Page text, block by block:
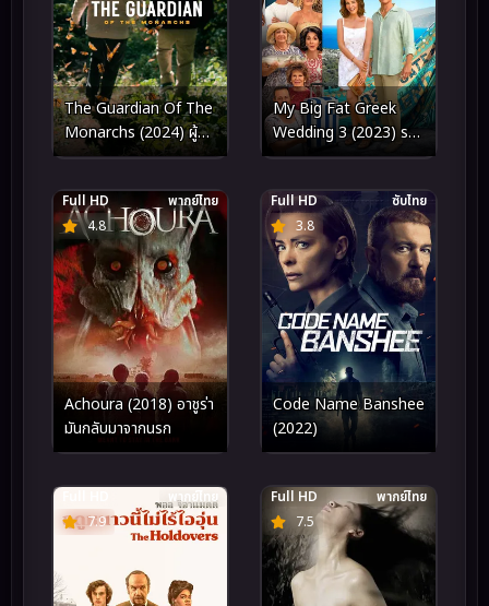
The Guardian Of The
Monarchs (2024) ผู้
พิทักษ์ผีเสื้อ
My Big Fat Greek
Wedding 3 (2023) รวม
ญาติงานแต่งตระกูลจี้
4.8
Full HD พากย์ไทย
Achoura (2018) อาชูร่า
มันกลับมาจากนรก
3.8
Full HD ซับไทย
Code Name Banshee
(2022)
7.9
พากย์ไทย
7.5
Full HD พากย์ไทย